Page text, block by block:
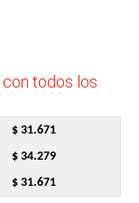
con todos los
$ 31.671
$ 34.279
$ 31.671